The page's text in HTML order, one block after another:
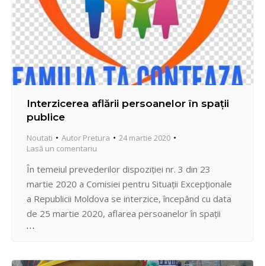
Interzicerea aflării persoanelor în spații
publice
Noutati Autor Pretura
24 martie 2020
Lasă un comentariu
În temeiul prevederilor dispoziției nr. 3 din 23
martie 2020 a Comisiei pentru Situații Excepționale
a Republicii Moldova se interzice, începând cu data
de 25 martie 2020, aflarea persoanelor în spații
publice: parcuri, păduri, terenuri de joacă, terenuri
interzice persoanelor în vârstă de peste 63 ani,